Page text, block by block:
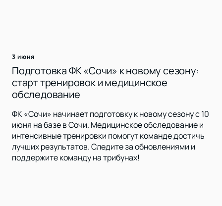
3 июня
Подготовка ФК «Сочи» к новому сезону:
старт тренировок и медицинское
обследование
ФК «Сочи» начинает подготовку к новому сезону с 10
июня на базе в Сочи. Медицинское обследование и
интенсивные тренировки помогут команде достичь
лучших результатов. Следите за обновлениями и
поддержите команду на трибунах!